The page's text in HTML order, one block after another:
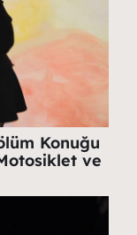
Konuğu
ve